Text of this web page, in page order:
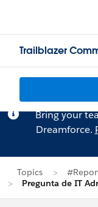
Trailblazer
Bring your
Dreamforce.
Topics
Pregunta de IT